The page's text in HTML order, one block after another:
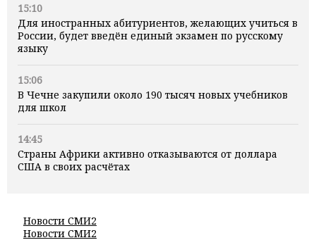
15:10
Для иностранных абитуриентов, желающих учиться в
России, будет введён единый экзамен по русскому
языку
15:06
В Чечне закупили около 190 тысяч новых учебников
для школ
14:45
Страны Африки активно отказываются от доллара
США в своих расчётах
Новости СМИ2
Новости СМИ2